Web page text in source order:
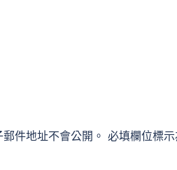
件地址不會公開。 必填欄位標示